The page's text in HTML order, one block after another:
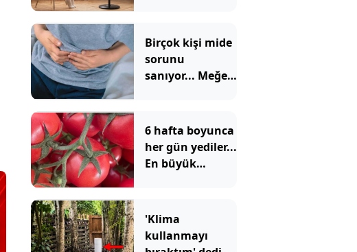
Birçok kişi mide
sorunu
sanıyor... Meğer
belirtisiymiş
6 hafta boyunca
her gün yediler...
En büyük
organda oldu
'Klima
kullanmayı